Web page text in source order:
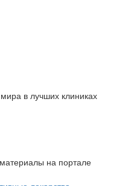
в лучших клиниках
на портале